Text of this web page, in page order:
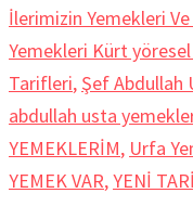
İlerimizin Yemekleri
Yemekleri Kürt
Tarifleri, Şef Abdullah
abdullah usta
YEMEKLERİM, Urfa
YEMEK VAR,YENİ